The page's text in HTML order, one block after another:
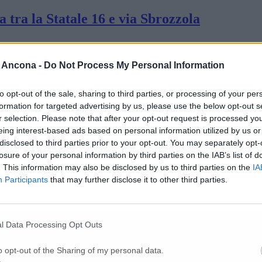
- Do Not Process My Personal Information
opt-out of the sale, sharing to third parties, or processing of your
for targeted advertising by us, please use the below opt-out
selection. Please note that after your opt-out request is processed
interest-based ads based on personal information utilized by us
to third parties prior to your opt-out. You may separately
of your personal information by third parties on the IAB’s list of
This information may also be disclosed by us to third parties on the
Participants that may further disclose it to other third parties.
Data Processing Opt Outs
opt-out of the Sharing of my personal data.
la Statale 16 e via Sbrozzola
Cargopier, il sindaco: «Ho convocato
prescritta la sorveglianza archeologica
campi di calcio, ciclabili e rotatoria al
partono i lavori di realizzazione
perde i 2 milioni e 800 mila euro per